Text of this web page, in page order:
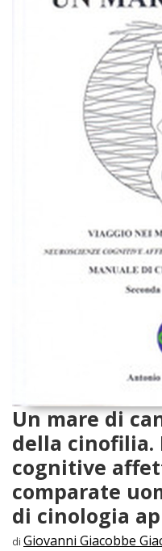
Un mare di
della cinofilia.
cognitive
comparate
di cinologia
di Giovanni Giacobbe